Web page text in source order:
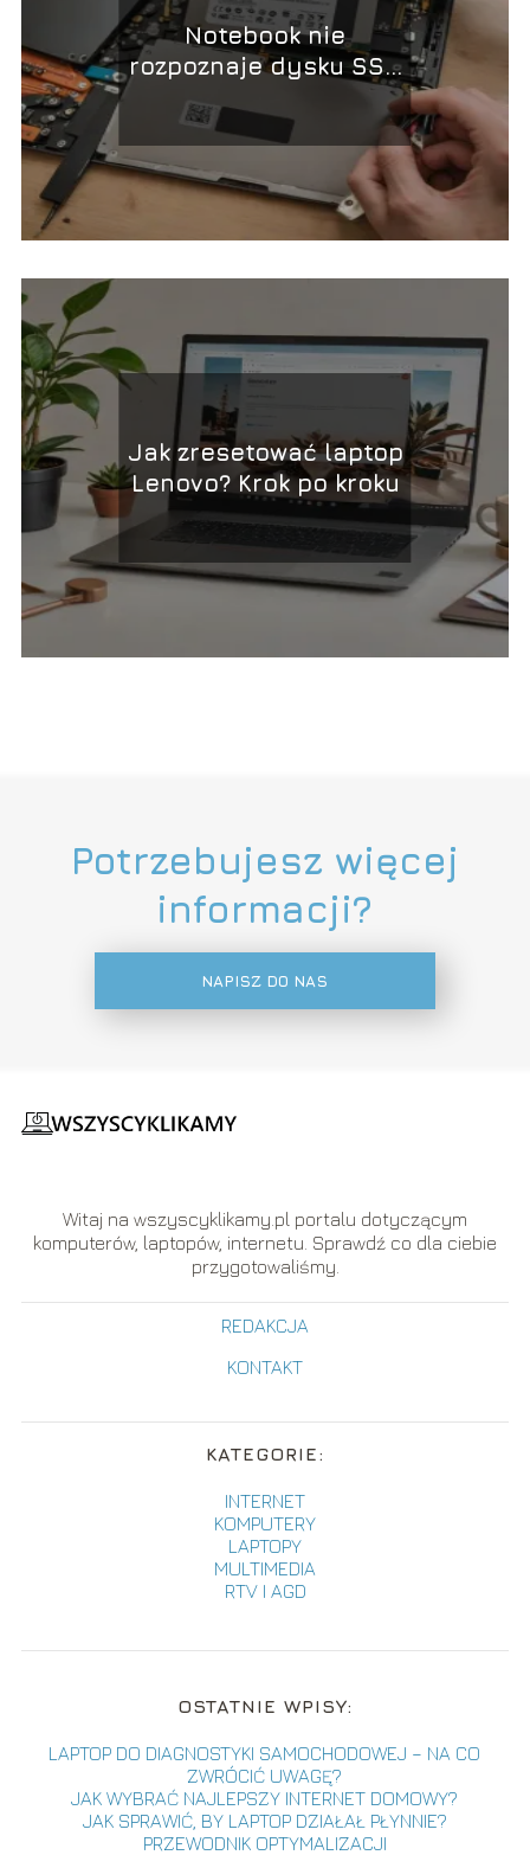
Notebook nie
rozpoznaje dysku SSD
– potencjalne powody
Jak zresetować laptop
Lenovo? Krok po kroku
Potrzebujesz więcej
informacji?
NAPISZ DO NAS
Witaj na wszyscyklikamy.pl portalu dotyczącym
komputerów, laptopów, internetu. Sprawdź co dla ciebie
przygotowaliśmy.
REDAKCJA
KONTAKT
KATEGORIE:
INTERNET
KOMPUTERY
LAPTOPY
MULTIMEDIA
RTV I AGD
OSTATNIE WPISY:
LAPTOP DO DIAGNOSTYKI SAMOCHODOWEJ – NA CO
ZWRÓCIĆ UWAGĘ?
JAK WYBRAĆ NAJLEPSZY INTERNET DOMOWY?
JAK SPRAWIĆ, BY LAPTOP DZIAŁAŁ PŁYNNIE?
PRZEWODNIK OPTYMALIZACJI